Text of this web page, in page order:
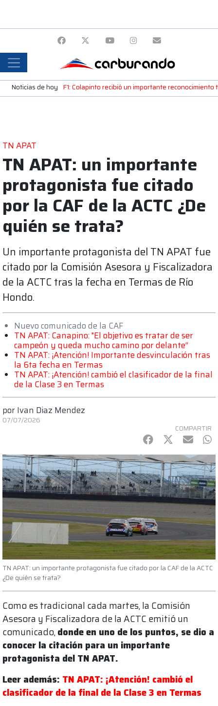
Noticias de hoy F1: Colapinto recibió un importante
TN APAT
TN APAT: un importante
protagonista fue citado
por la CAF de la ACTC ¿De
quién se trata?
Un importante protagonista del TN APAT fue
citado por la Comisión Asesora y Fiscalizadora
de la ACTC tras la fecha en Termas de Río
Hondo.
Nuevo comunicado de la CAF
TN APAT: Canapino: "El objetivo es tratar de ser
campeón y queda mucho camino por delante”
TN APAT: ¡Atención! Importante desvinculación tras
la 6ta fecha en Termas
TN APAT: ¡Atención! cambió el clasificador de la final
de la Clase 3 en Termas
por Ivan Diaz Mendez
07/07/2026
COMPARTIR
Facebook
Twitter
mail
TN APAT: un importante protagonista fue citado por la CAF de la ACTC
¿De quién se trata?
Como es tradicional cada martes, la Comisión
Asesora y Fiscalizadora de la ACTC emitió un
comunicado,donde en uno de los puntos, se dio a
conocer la citación para un importante
protagonista del TN APAT.
Leer además: TN APAT: ¡Atención! cambió el
clasificador de la final de la Clase 3 en Termas